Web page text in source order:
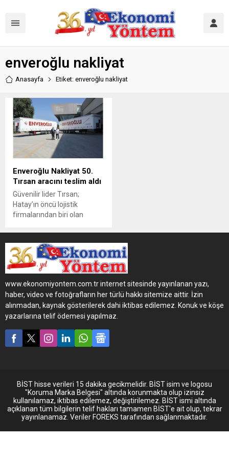
enveroğlu nakliyat
Anasayfa Etiket: enveroğlu nakliyat
Enveroğlu Nakliyat 50.
Tırsan aracını teslim aldı
Güvenilir lider Tırsan;
Hatay’ın öncü lojistik
firmalarından biri olan
Tırsan Tenteli Perdeli
Maxima Plus teslim etti.
Firmanın son alımı ile
filosundaki Tırsan araç
sayısı 50 adede ulaştı.
www.ekonomiyontem.com.tr internet sitesinde yayınlanan yazı,
haber, video ve fotoğrafların her türlü hakkı sitemize aittir. İzin
alınmadan, kaynak gösterilerek dahi iktibas edilemez. Konuk ve köşe
yazarlarına telif ödemesi yapılmaz.
BİST hisse verileri 15 dakika gecikmelidir. BİST isim ve logosu
"Koruma Marka Belgesi" altında korunmakta olup izinsiz
kullanılamaz, iktibas edilemez, değiştirilemez. BİST ismi altında
açıklanan tüm bilgilerin telif hakları tamamen BİST'e ait olup, tekrar
yayınlanamaz. Veriler FOREKS tarafından sağlanmaktadır.